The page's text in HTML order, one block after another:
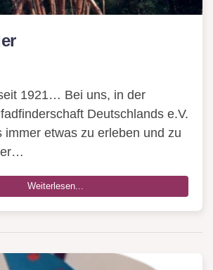
1921… Bei uns, in der
Deutschlands e.V.
immer etwas zu erleben und zu
Weiterlesen...